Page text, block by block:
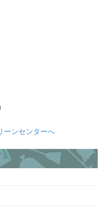
ーンセンターへ